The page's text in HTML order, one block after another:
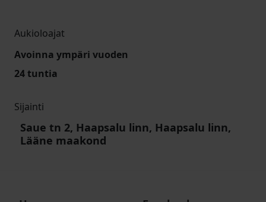
Aukioloajat
Avoinna ympäri vuoden
24 tuntia
Sijainti
Saue tn 2, Haapsalu linn, Haapsalu linn,
Lääne maakond